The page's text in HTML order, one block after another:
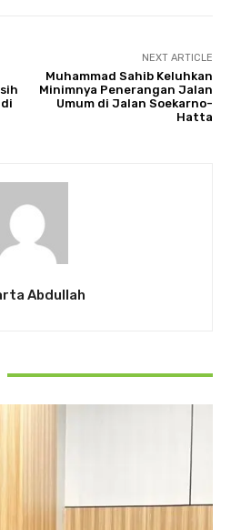
NEXT ARTICLE
Muhammad Sahib Keluhkan
Minimnya Penerangan Jalan
Umum di Jalan Soekarno-
Hatta
Abdullah